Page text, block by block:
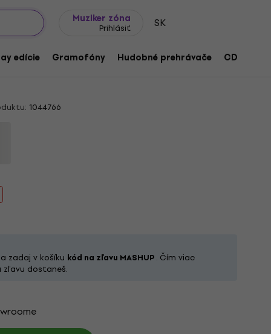
Muziker zóna
Prihlásiť SK
edície Gramofóny Hudobné prehrávače CD
| The 12" Singles (Box Set) (Limited
1044766
zadaj v košíku kód na zľavu MASHUP. Čím viac
zľavu dostaneš.